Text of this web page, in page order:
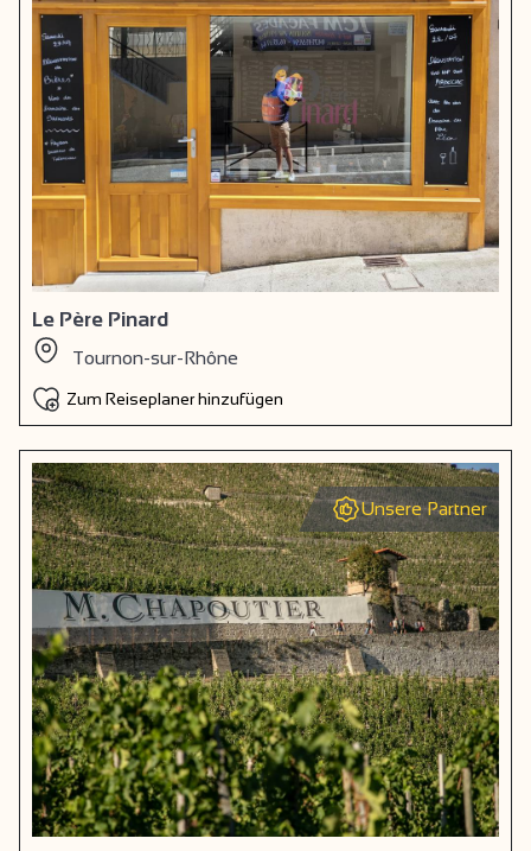
Le Père Pinard
Tournon-sur-Rhône
Zum Reiseplaner hinzufügen
Unsere Partner